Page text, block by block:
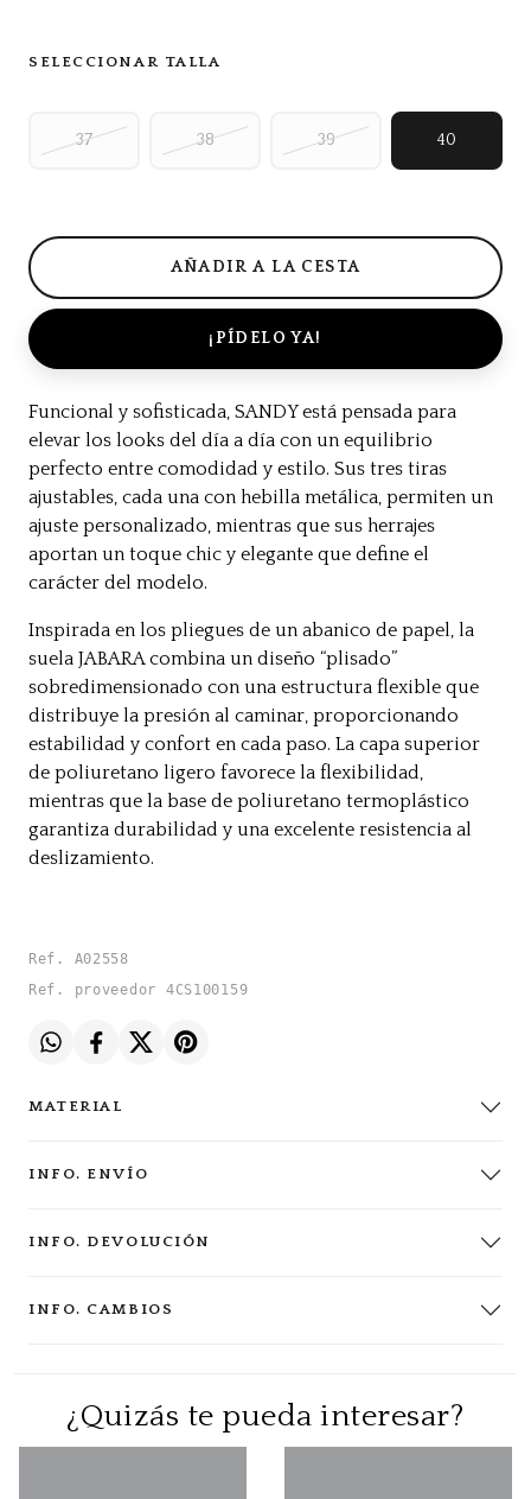
SELECCIONAR TALLA
37 38 39 40
¡PÍDELO YA!
Funcional y sofisticada, SANDY está pensada para
elevar los looks del día a día con un equilibrio
perfecto entre comodidad y estilo. Sus tres tiras
ajustables, cada una con hebilla metálica, permiten un
ajuste personalizado, mientras que sus herrajes
aportan un toque chic y elegante que define el
carácter del modelo.
Inspirada en los pliegues de un abanico de papel, la
suela JABARA combina un diseño “plisado”
sobredimensionado con una estructura flexible que
distribuye la presión al caminar, proporcionando
estabilidad y confort en cada paso. La capa superior
de poliuretano ligero favorece la flexibilidad,
mientras que la base de poliuretano termoplástico
garantiza durabilidad y una excelente resistencia al
deslizamiento.
Ref. A02558
Ref. proveedor 4CS100159
MATERIAL
INFO. ENVÍO
INFO. DEVOLUCIÓN
INFO. CAMBIOS
¿Quizás te pueda interesar?